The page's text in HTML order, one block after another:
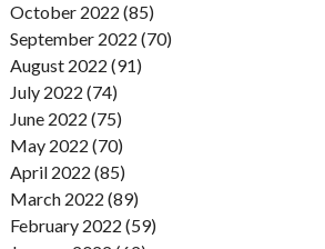
October 2022 (85)
September 2022 (70)
August 2022 (91)
July 2022 (74)
June 2022 (75)
May 2022 (70)
April 2022 (85)
March 2022 (89)
February 2022 (59)